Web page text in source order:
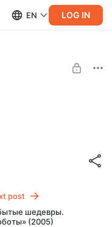
EN LOG IN
который превратил
post
шедевры.
(2005)